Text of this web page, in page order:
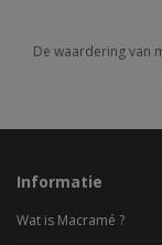
De waardering van
Informatie
Wat is Macramé ?